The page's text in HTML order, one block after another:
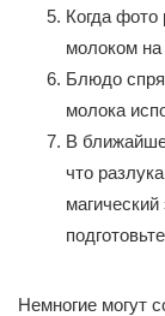
Когда фото
молоком
Блюдо
молока
В
что
Немногие могут